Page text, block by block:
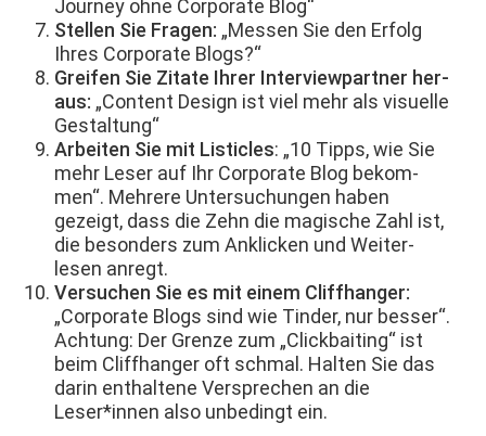
Jour­ney ohne Cor­po­rate Blog“
Stellen Sie Fra­gen: „Messen Sie den Erfolg
Ihres Cor­po­rate Blogs?“
Greifen Sie Zitate Ihrer Inter­view­part­ner her­
aus: „Con­tent Design ist viel mehr als visuelle
Gestaltung“
Arbeit­en Sie mit Lis­ti­cles: „10 Tipps, wie Sie
mehr Leser auf Ihr Cor­po­rate Blog bekom­
men“. Mehrere Unter­suchun­gen haben
gezeigt, dass die Zehn die magis­che Zahl ist,
die beson­ders zum Anklick­en und Weit­er­
lesen anregt.
Ver­suchen Sie es mit einem Cliffhang­er:
„Cor­po­rate Blogs sind wie Tin­der, nur bess­er“.
Achtung: Der Gren­ze zum „Click­bait­ing“ ist
beim Cliffhang­er oft schmal. Hal­ten Sie das
darin enthal­tene Ver­sprechen an die
Leser*innen also unbe­d­ingt ein.